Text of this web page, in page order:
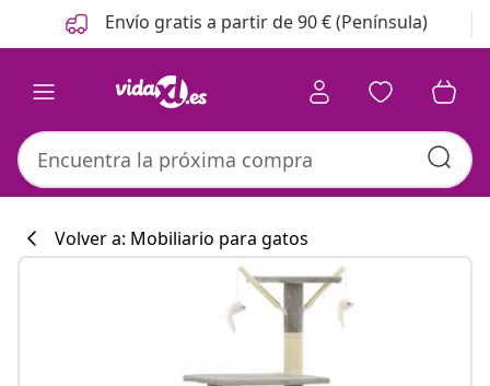
Anterior
Siguiente Envío gratis a partir de 90 € (Península)
Volver a: Mobiliario para gatos